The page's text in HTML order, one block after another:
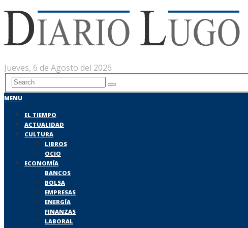
Jueves, 6 de Agosto del 2026
MENU
EL TIEMPO
ACTUALIDAD
CULTURA
LIBROS
OCIO
ECONOMÍA
BANCOS
BOLSA
EMPRESAS
ENERGÍA
FINANZAS
LABORAL